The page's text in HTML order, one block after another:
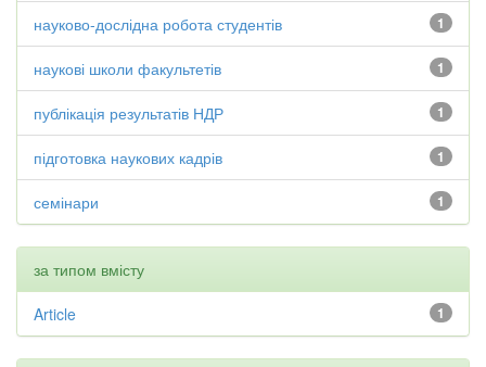
1
науково-дослідна робота студентів
1
наукові школи факультетів
1
публікація результатів НДР
1
підготовка наукових кадрів
1
семінари
за типом вмісту
1
Article